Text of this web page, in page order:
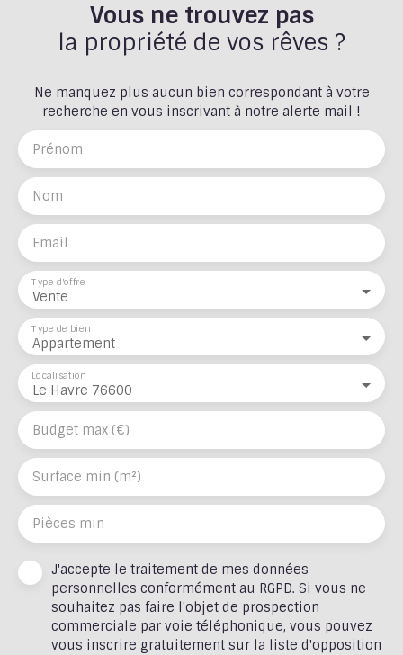
Vous ne trouvez pas
la propriété de vos rêves ?
Ne manquez plus aucun bien correspondant à votre
recherche en vous inscrivant à notre alerte mail !
Prénom
Nom
Email
Vente
Type d'offre
Appartement
Type de bien
Le Havre 76600
Localisation
Budget max (€)
Surface min (m²)
Pièces min
J'accepte le traitement de mes données
personnelles conformément au RGPD. Si vous ne
souhaitez pas faire l'objet de prospection
commerciale par voie téléphonique, vous pouvez
vous inscrire gratuitement sur la liste d'opposition